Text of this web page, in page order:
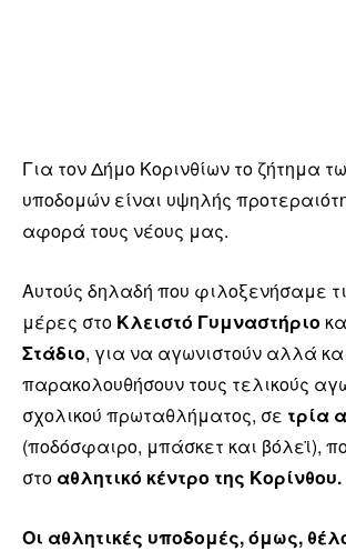
Για τον Δήμο Κορινθίων το ζήτημα
υποδομών είναι υψηλής
αφορά τους νέους μας.
Αυτούς δηλαδή που φιλοξενήσαμε
μέρες στο Κλειστό Γυμναστήριο
Στάδιο, για να αγωνιστούν αλλά
παρακολουθήσουν τους τελικούς
σχολικού πρωταθλήματος, σε τρία
(ποδόσφαιρο, μπάσκετ και βόλεϊ),
στο αθλητικό κέντρο της Κορίνθου.
Οι αθλητικές υποδομές, όμως,